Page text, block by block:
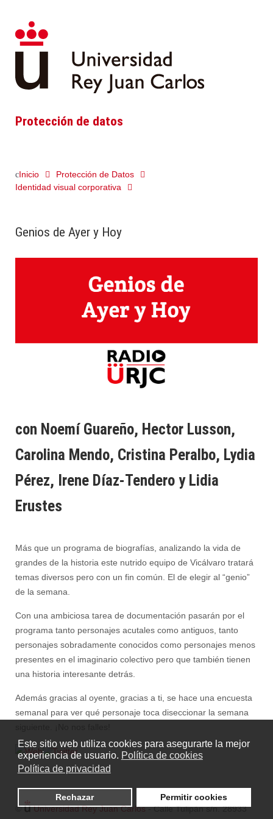
Este sitio web utiliza cookies para asegurarte la mejor
experiencia de usuario. Política de cookies
Política de privacidad
Rechazar Permitir cookies
Protección de datos
Inicio
Protección de Datos
Identidad visual corporativa
Genios de Ayer y Hoy
con Noemí Guareño, Hector Lusson,
Carolina Mendo, Cristina Peralbo, Lydia
Pérez, Irene Díaz-Tendero y Lidia
Erustes
Más que un programa de biografías, analizando la vida de
grandes de la historia este nutrido equipo de Vicálvaro tratará
temas diversos pero con un fin común. El de elegir al “genio”
de la semana.
Con una ambiciosa tarea de documentación pasarán por el
programa tanto personajes acutales como antiguos, tanto
personajes sobradamente conocidos como personajes menos
presentes en el imaginario colectivo pero que también tienen
una historia interesante detrás.
Además gracias al oyente, gracias a ti, se hace una encuesta
semanal para ver qué personaje toca diseccionar la semana
© Universidad Rey Juan Carlos- Calle Tulipán s/n. 28933